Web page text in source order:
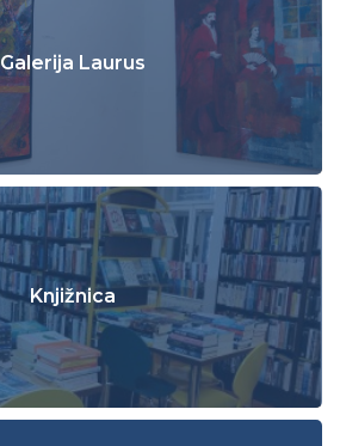
Galerija Laurus
Knjižnica